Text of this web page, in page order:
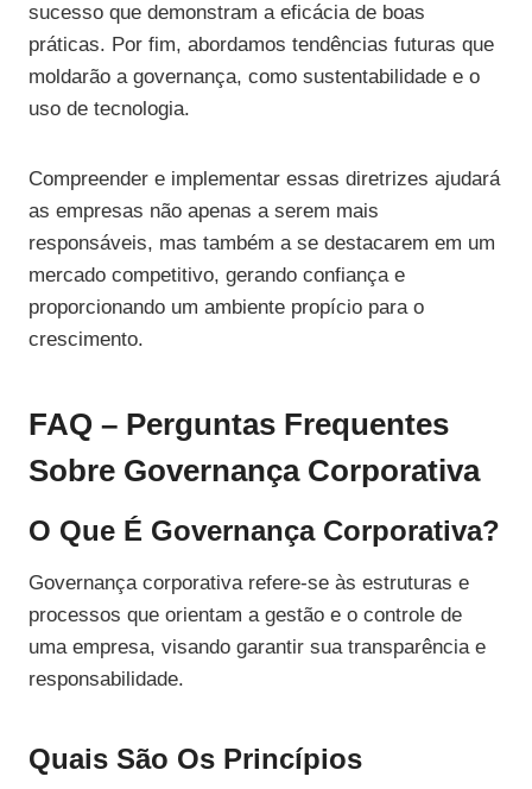
sucesso que demonstram a eficácia de boas
práticas. Por fim, abordamos tendências futuras que
moldarão a governança, como sustentabilidade e o
uso de tecnologia.
Compreender e implementar essas diretrizes ajudará
as empresas não apenas a serem mais
responsáveis, mas também a se destacarem em um
mercado competitivo, gerando confiança e
proporcionando um ambiente propício para o
crescimento.
FAQ – Perguntas Frequentes
Sobre Governança Corporativa
O Que É Governança Corporativa?
Governança corporativa refere-se às estruturas e
processos que orientam a gestão e o controle de
uma empresa, visando garantir sua transparência e
responsabilidade.
Quais São Os Princípios